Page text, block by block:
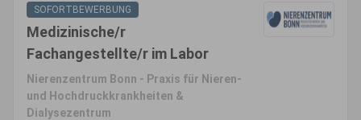
SOFORTBEWERBUNG
Medizinische/r
Fachangestellte/r im Labor
Nierenzentrum Bonn - Praxis für Nieren-
und Hochdruckkrankheiten &
Dialysezentrum